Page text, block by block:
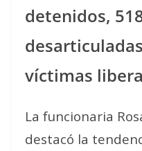
detenidos,
víctimas
La funcionaria
destacó la